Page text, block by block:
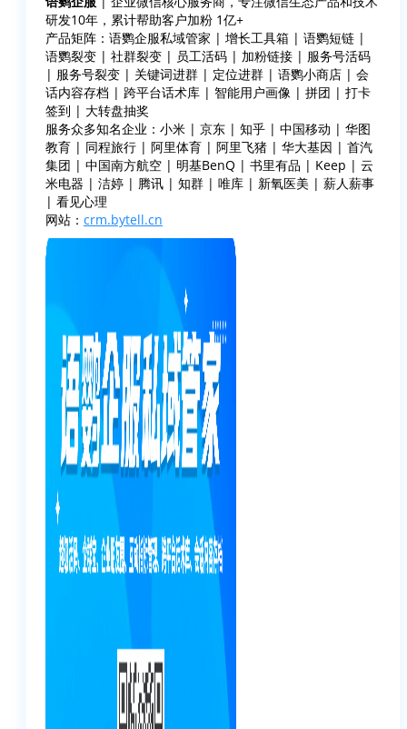
研发10年，累计帮助客户加粉 1亿+
产品矩阵：语鹦企服私域管家 | 增长工具箱 | 语鹦短链 |
语鹦裂变 | 社群裂变 | 员工活码 | 加粉链接 | 服务号活码
| 服务号裂变 | 关键词进群 | 定位进群 | 语鹦小商店 | 会
话内容存档 | 跨平台话术库 | 智能用户画像 | 拼团 | 打卡
签到 | 大转盘抽奖
服务众多知名企业：小米 | 京东 | 知乎 | 中国移动 | 华图
教育 | 同程旅行 | 阿里体育 | 阿里飞猪 | 华大基因 | 首汽
集团 | 中国南方航空 | 明基BenQ | 书里有品 | Keep | 云
米电器 | 洁婷 | 腾讯 | 知群 | 唯库 | 新氧医美 | 薪人薪事
| 看见心理
网站： crm.bytell.cn